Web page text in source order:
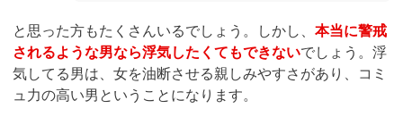
と思った方もたくさんいるでしょう。しかし、 本当に警戒
されるような男なら浮気したくてもできないでしょう。浮
気してる男は、女を油断させる親しみやすさがあり、コミ
ュ力の高い男ということになります。